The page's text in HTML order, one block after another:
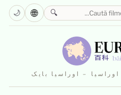
– اوراسیا بایک
🔍
🌐
🌙